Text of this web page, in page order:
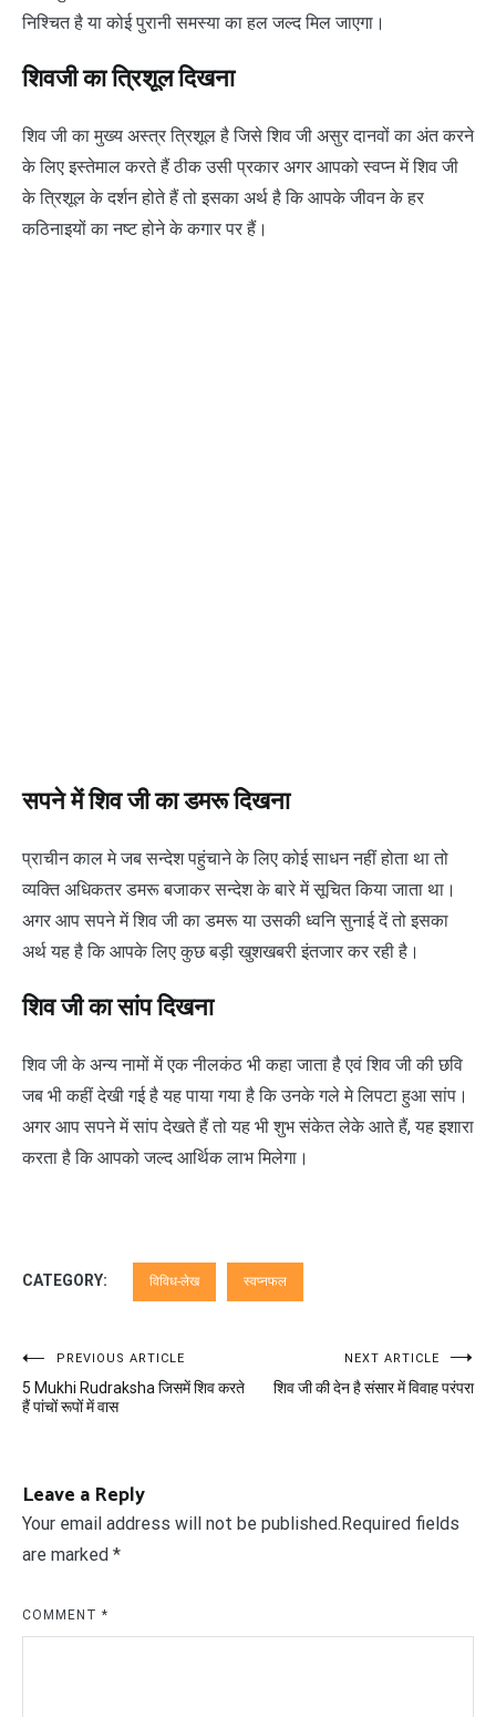
निश्चित है या कोई पुरानी समस्या का हल जल्द मिल जाएगा।
शिवजी का त्रिशूल दिखना
शिव जी का मुख्य अस्त्र त्रिशूल है जिसे शिव जी असुर दानवों का अंत करने
के लिए इस्तेमाल करते हैं ठीक उसी प्रकार अगर आपको स्वप्न में शिव जी
के त्रिशूल के दर्शन होते हैं तो इसका अर्थ है कि आपके जीवन के हर
कठिनाइयों का नष्ट होने के कगार पर हैं।
सपने में शिव जी का डमरू दिखना
प्राचीन काल मे जब सन्देश पहुंचाने के लिए कोई साधन नहीं होता था तो
व्यक्ति अधिकतर डमरू बजाकर सन्देश के बारे में सूचित किया जाता था।
अगर आप सपने में शिव जी का डमरू या उसकी ध्वनि सुनाई दें तो इसका
अर्थ यह है कि आपके लिए कुछ बड़ी खुशखबरी इंतजार कर रही है।
शिव जी का सांप दिखना
शिव जी के अन्य नामों में एक नीलकंठ भी कहा जाता है एवं शिव जी की छवि
जब भी कहीं देखी गई है यह पाया गया है कि उनके गले मे लिपटा हुआ सांप।
अगर आप सपने में सांप देखते हैं तो यह भी शुभ संकेत लेके आते हैं, यह इशारा
करता है कि आपको जल्द आर्थिक लाभ मिलेगा।
CATEGORY: विविध-लेख स्वप्नफल
Post
navigation
PREVIOUS ARTICLE
5 Mukhi Rudraksha जिसमें शिव करते
हैं पांचों रूपों में वास
NEXT ARTICLE
शिव जी की देन है संसार में विवाह परंपरा
Leave a Reply
Your email address will not be published.Required fields
are marked *
COMMENT *